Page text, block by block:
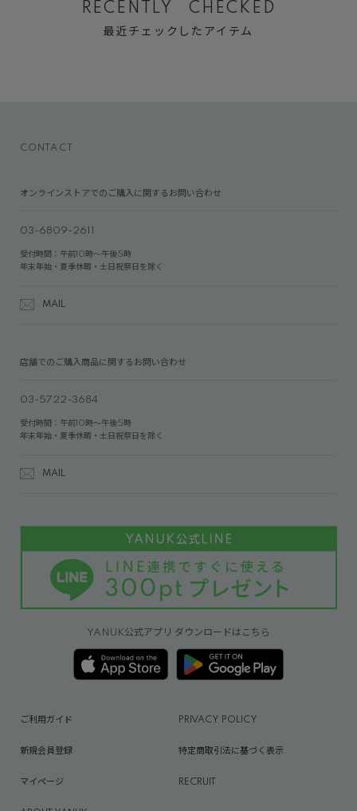
RECENTLY CHECKED
最近チェックしたアイテム
CONTACT
オンラインストアでのご購入に関するお問い合わせ
03-6809-2611
受付時間：午前10時～午後5時
年末年始・夏季休暇・土日祝祭日を除く
MAIL
店舗でのご購入商品に関するお問い合わせ
03-5722-3684
受付時間：午前10時～午後5時
年末年始・夏季休暇・土日祝祭日を除く
MAIL
YANUK公式アプリ ダウンロードはこちら
ご利用ガイド PRIVACY POLICY
新規会員登録 特定商取引法に基づく表示
マイページ RECRUIT